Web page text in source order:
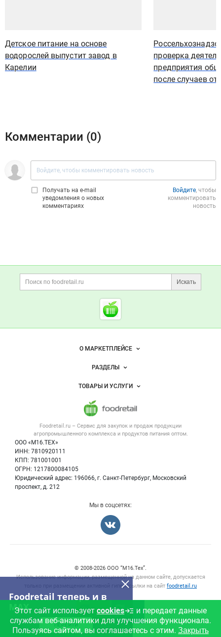
Детское питание на основе
водорослей выпустит завод в
Карелии
проверка
предприятия
после случаев
Комментарии (0)
Получать на e‑mail
уведомления о новых
комментариях
Войдите, чтобы
комментировать
новость
Foodretail теперь и в
MAX
ПЕРЕЙТИ
Дополнительная информация
Поиск по сайту и
Искать
Cсылки на полезные
Foodretail.ru
— продукты
Важные разделы и контакты
Foodretail.ru – Сервис для закупок и продаж продукции
агропромышленного комплекса и продуктов питания оптом.
ООО «М16.ТЕХ»
ИНН: 7810920111
КПП: 781001001
ОГРН: 1217800084105
Юридический адрес: 196066, г. Санкт-Петербург, Московский
проспект, д. 212
Навигация по сайтуО МАРКЕТПЛЕЙСЕ
Новости Foodretail.ru
Размещение рекламы
Публичная оферта
Контактная информация
Политика обработки персональных данных
РАЗДЕЛЫ
Объявления
Новости рынка
Вакансии
ТОВАРЫ И УСЛУГИ
Напитки, соки, вода
Оборудование для пищепрома
Информация о компаниях
Мы в соцсетях:
© 2008‑2026 ООО “М16.Тех”.
Использование информации, размещенной на данном сайте, допускается
только при размещении активной гиперссылки на сайт foodretail.ru
Этот сайт использует cookies
и передает данные
службам веб-аналитики для улучшения функционала.
Пользуясь сайтом, вы соглашаетесь с этим. Закрыть